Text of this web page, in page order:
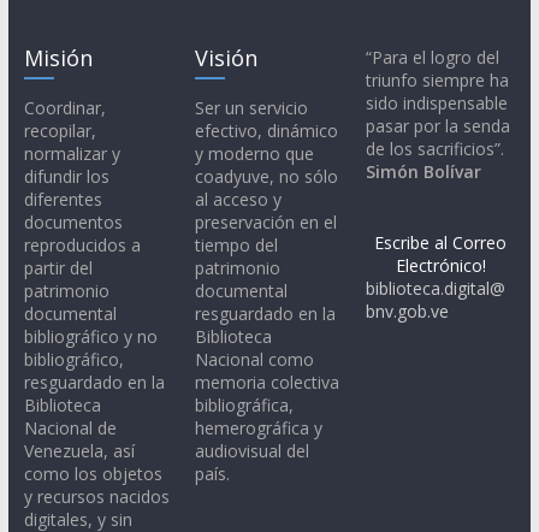
Misión
Coordinar,
recopilar,
normalizar y
difundir los
diferentes
documentos
reproducidos a
partir del
patrimonio
documental
bibliográfico y no
bibliográfico,
resguardado en la
Biblioteca
Nacional de
Venezuela, así
como los objetos
y recursos nacidos
digitales, y sin
Visión
Ser un servicio
efectivo, dinámico
y moderno que
coadyuve, no sólo
al acceso y
preservación en el
tiempo del
patrimonio
documental
resguardado en la
Biblioteca
Nacional como
memoria colectiva
bibliográfica,
hemerográfica y
audiovisual del
país.
“Para el logro del
triunfo siempre ha
sido indispensable
pasar por la senda
de los sacrificios”.
Simón Bolívar
Escribe al Correo
Electrónico!
biblioteca.digital@
bnv.gob.ve